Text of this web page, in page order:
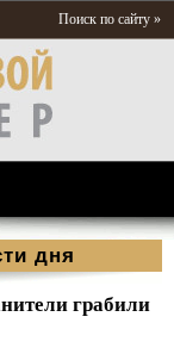
Поиск по сайту »
дня
грабили